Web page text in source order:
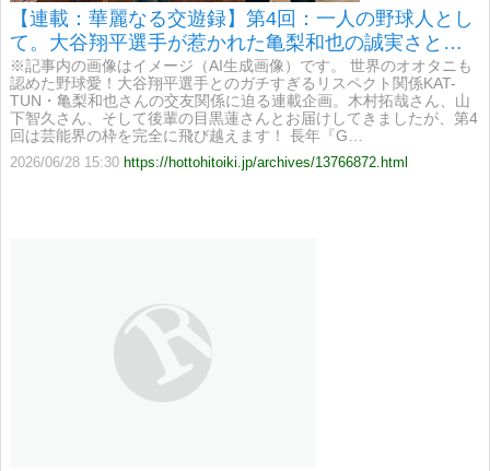
【連載：華麗なる交遊録】第4回：一人の野球人とし
て。大谷翔平選手が惹かれた亀梨和也の誠実さと情
熱
​※記事内の画像はイメージ（AI生成画像）です。 世界のオオタニも
認めた野球愛！大谷翔平選手とのガチすぎるリスペクト関係KAT-
TUN・亀梨和也さんの交友関係に迫る連載企画。木村拓哉さん、山
下智久さん、そして後輩の目黒蓮さんとお届けしてきましたが、第4
回は芸能界の枠を完全に飛び越えます！ 長年『G…
2026/06/28 15:30 https://hottohitoiki.jp/archives/13766872.html